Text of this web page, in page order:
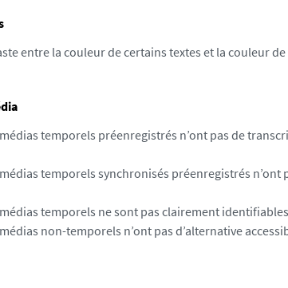
entre la couleur de certains textes et la couleur
temporels préenregistrés n’ont pas de
temporels synchronisés préenregistrés n’ont
temporels ne sont pas clairement
non-temporels n’ont pas d’alternative